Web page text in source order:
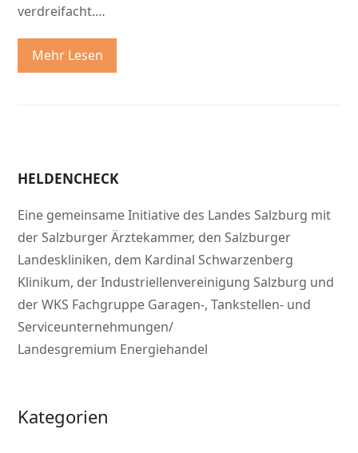
verdreifacht.…
Mehr Lesen
HELDENCHECK
Eine gemeinsame Initiative des Landes Salzburg mit
der Salzburger Ärztekammer, den Salzburger
Landeskliniken, dem Kardinal Schwarzenberg
Klinikum, der Industriellenvereinigung Salzburg und
der WKS Fachgruppe Garagen-, Tankstellen- und
Serviceunternehmungen/
Landesgremium Energiehandel
Kategorien